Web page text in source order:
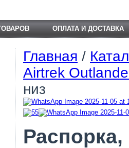
ОПЛАТА И ДОСТАВКА
Главная /
Airtrek
низ